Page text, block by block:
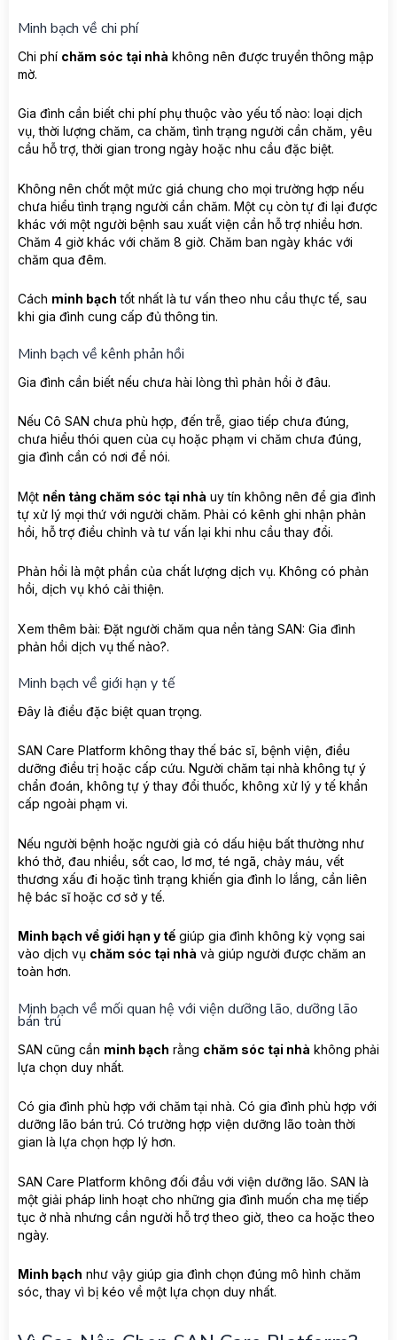
Minh bạch về chi phí
Chi phí chăm sóc tại nhà không nên được truyền thông mập
mờ.
Gia đình cần biết chi phí phụ thuộc vào yếu tố nào: loại dịch
vụ, thời lượng chăm, ca chăm, tình trạng người cần chăm, yêu
cầu hỗ trợ, thời gian trong ngày hoặc nhu cầu đặc biệt.
Không nên chốt một mức giá chung cho mọi trường hợp nếu
chưa hiểu tình trạng người cần chăm. Một cụ còn tự đi lại được
khác với một người bệnh sau xuất viện cần hỗ trợ nhiều hơn.
Chăm 4 giờ khác với chăm 8 giờ. Chăm ban ngày khác với
chăm qua đêm.
Cách minh bạch tốt nhất là tư vấn theo nhu cầu thực tế, sau
khi gia đình cung cấp đủ thông tin.
Minh bạch về kênh phản hồi
Gia đình cần biết nếu chưa hài lòng thì phản hồi ở đâu.
Nếu Cô SAN chưa phù hợp, đến trễ, giao tiếp chưa đúng,
chưa hiểu thói quen của cụ hoặc phạm vi chăm chưa đúng,
gia đình cần có nơi để nói.
Một nền tảng chăm sóc tại nhà uy tín không nên để gia đình
tự xử lý mọi thứ với người chăm. Phải có kênh ghi nhận phản
hồi, hỗ trợ điều chỉnh và tư vấn lại khi nhu cầu thay đổi.
Phản hồi là một phần của chất lượng dịch vụ. Không có phản
hồi, dịch vụ khó cải thiện.
Xem thêm bài: Đặt người chăm qua nền tảng SAN: Gia đình
phản hồi dịch vụ thế nào?.
Minh bạch về giới hạn y tế
Đây là điều đặc biệt quan trọng.
SAN Care Platform không thay thế bác sĩ, bệnh viện, điều
dưỡng điều trị hoặc cấp cứu. Người chăm tại nhà không tự ý
chẩn đoán, không tự ý thay đổi thuốc, không xử lý y tế khẩn
cấp ngoài phạm vi.
Nếu người bệnh hoặc người già có dấu hiệu bất thường như
khó thở, đau nhiều, sốt cao, lơ mơ, té ngã, chảy máu, vết
thương xấu đi hoặc tình trạng khiến gia đình lo lắng, cần liên
hệ bác sĩ hoặc cơ sở y tế.
Minh bạch về giới hạn y tế giúp gia đình không kỳ vọng sai
vào dịch vụ chăm sóc tại nhà và giúp người được chăm an
toàn hơn.
Minh bạch về mối quan hệ với viện dưỡng lão, dưỡng lão
bán trú
SAN cũng cần minh bạch rằng chăm sóc tại nhà không phải
lựa chọn duy nhất.
Có gia đình phù hợp với chăm tại nhà. Có gia đình phù hợp với
dưỡng lão bán trú. Có trường hợp viện dưỡng lão toàn thời
gian là lựa chọn hợp lý hơn.
SAN Care Platform không đối đầu với viện dưỡng lão. SAN là
một giải pháp linh hoạt cho những gia đình muốn cha mẹ tiếp
tục ở nhà nhưng cần người hỗ trợ theo giờ, theo ca hoặc theo
ngày.
Minh bạch như vậy giúp gia đình chọn đúng mô hình chăm
sóc, thay vì bị kéo về một lựa chọn duy nhất.